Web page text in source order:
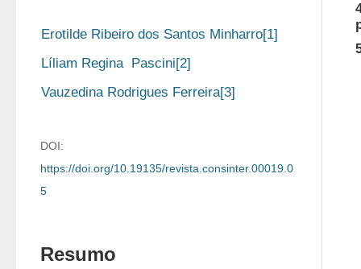
Erotilde Ribeiro dos Santos Minharro[1]
Líliam Regina  Pascini[2]
Vauzedina Rodrigues Ferreira[3]
DOI:
https://doi.org/10.19135/revista.consinter.00019.0
5
Resumo